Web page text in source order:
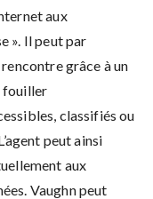
aux
». Il peut par
grâce à un
fouiller
classifiés ou
peut ainsi
aux
Vaughn peut